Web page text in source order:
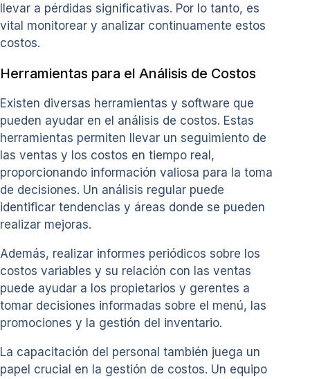
llevar a pérdidas significativas. Por lo tanto, es
vital monitorear y analizar continuamente estos
costos.
Herramientas para el Análisis de Costos
Existen diversas herramientas y software que
pueden ayudar en el análisis de costos. Estas
herramientas permiten llevar un seguimiento de
las ventas y los costos en tiempo real,
proporcionando información valiosa para la toma
de decisiones. Un análisis regular puede
identificar tendencias y áreas donde se pueden
realizar mejoras.
Además, realizar informes periódicos sobre los
costos variables y su relación con las ventas
puede ayudar a los propietarios y gerentes a
tomar decisiones informadas sobre el menú, las
promociones y la gestión del inventario.
La capacitación del personal también juega un
papel crucial en la gestión de costos. Un equipo